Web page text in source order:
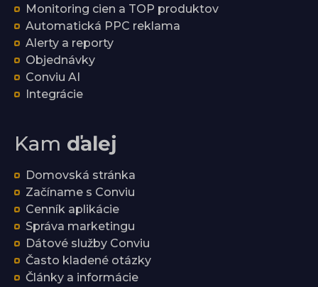
Monitoring cien a TOP produktov
Automatická PPC reklama
Alerty a reporty
Objednávky
Conviu AI
Integrácie
Kam ďalej
Domovská stránka
Začíname s Conviu
Cenník aplikácie
Správa marketingu
Dátové služby Conviu
Často kladené otázky
Články a informácie